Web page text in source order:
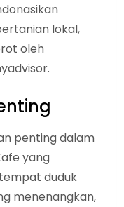
lokal,
oleh
penting dalam
yang
duduk
menenangkan,